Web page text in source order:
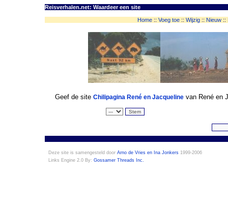
Reisverhalen.net: Waardeer een site
Home:: Voeg toe:: Wijzig:: Nieuw::
Geef de site Chilipagina René en Jacqueline van René en
Deze site is samengesteld door Arno de Vries en Ina Jonkers 1999-2006
Links Engine 2.0 By: Gossamer Threads Inc.